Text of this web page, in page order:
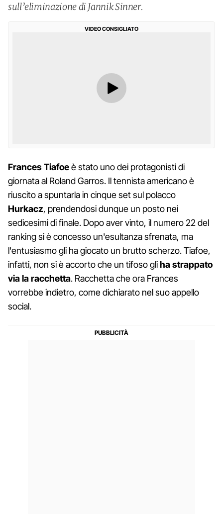
sull’eliminazione di Jannik Sinner.
VIDEO CONSIGLIATO
Frances Tiafoeè stato uno dei protagonisti di
giornata al Roland Garros. Il tennista americano è
riuscito a spuntarla in cinque set sul polacco
Hurkacz, prendendosi dunque un posto nei
sedicesimi di finale. Dopo aver vinto, il numero 22 del
ranking si è concesso un'esultanza sfrenata, ma
l'entusiasmo gli ha giocato un brutto scherzo. Tiafoe,
infatti, non si è accorto che un tifoso gliha strappato
via la racchetta. Racchetta che ora Frances
vorrebbe indietro, come dichiarato nel suo appello
social.